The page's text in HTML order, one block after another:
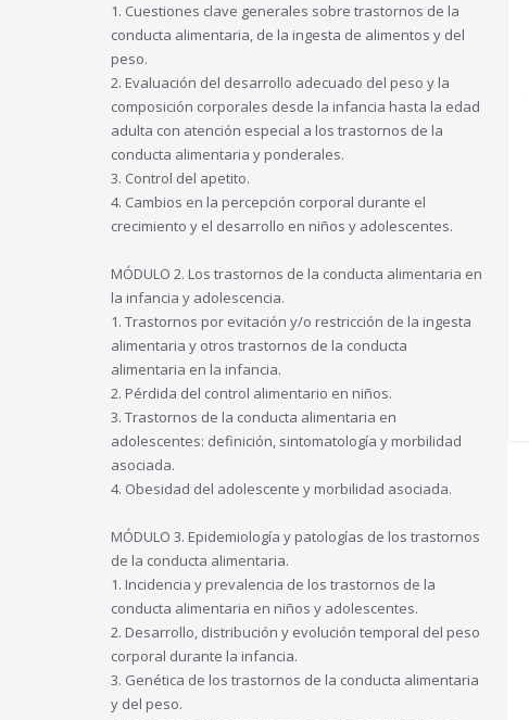
1. Cuestiones clave generales sobre trastornos de la
conducta alimentaria, de la ingesta de alimentos y del
peso.
2. Evaluación del desarrollo adecuado del peso y la
composición corporales desde la infancia hasta la edad
adulta con atención especial a los trastornos de la
conducta alimentaria y ponderales.
3. Control del apetito.
4. Cambios en la percepción corporal durante el
crecimiento y el desarrollo en niños y adolescentes.
MÓDULO 2. Los trastornos de la conducta alimentaria en
la infancia y adolescencia.
1. Trastornos por evitación y/o restricción de la ingesta
alimentaria y otros trastornos de la conducta
alimentaria en la infancia.
2. Pérdida del control alimentario en niños.
3. Trastornos de la conducta alimentaria en
adolescentes: definición, sintomatología y morbilidad
asociada.
4. Obesidad del adolescente y morbilidad asociada.
MÓDULO 3. Epidemiología y patologías de los trastornos
de la conducta alimentaria.
1. Incidencia y prevalencia de los trastornos de la
conducta alimentaria en niños y adolescentes.
2. Desarrollo, distribución y evolución temporal del peso
corporal durante la infancia.
3. Genética de los trastornos de la conducta alimentaria
y del peso.